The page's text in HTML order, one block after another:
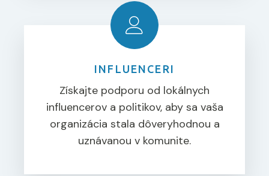
INFLUENCERI
Získajte podporu od lokálnych
influencerov a politikov, aby sa vaša
organizácia stala dôveryhodnou a
uznávanou v komunite.